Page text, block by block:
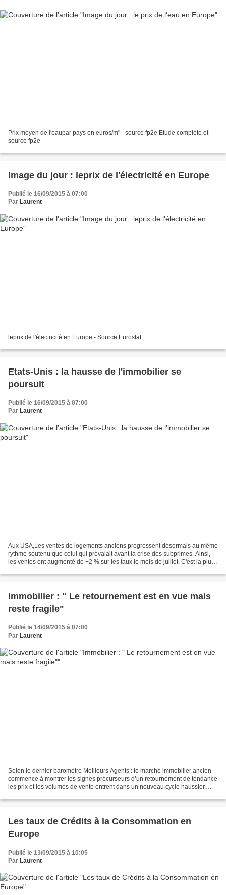
Prix moyen de l'eaupar pays en euros/m" - source fp2e Etude complète et
source fp2e
Image du jour : leprix de l'électricité en Europe
Publié le 16/09/2015 à 07:00
Par Laurent
leprix de l'électricité en Europe - Source Eurostat
Etats-Unis : la hausse de l'immobilier se
poursuit
Publié le 16/09/2015 à 07:00
Par Laurent
Aux USA,Les ventes de logements anciens progressent désormais au même
rythme soutenu que celui qui prévalait avant la crise des subprimes. Ainsi,
les ventes ont augmenté de +2 % sur les taux le mois de juillet. C'est la plus
Immobilier : " Le retournement est en vue mais
reste fragile"
Publié le 14/09/2015 à 07:00
Par Laurent
Selon le dernier baromètre Meilleurs Agents : le marché immobilier ancien
commence à montrer les signes précurseurs d’un retournement de tendance
les prix et les volumes de vente entrent dans un nouveau cycle haussier.
Les taux de Crédits à la Consommation en
Europe
Publié le 13/09/2015 à 10:05
Par Laurent